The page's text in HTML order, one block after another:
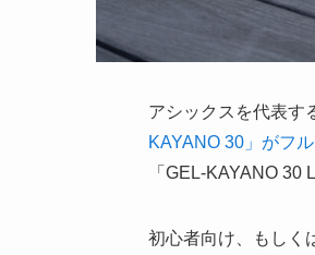
アシックスを代表す
KAYANO 30」がフ
「GEL-KAYANO 30
初心者向け、もしく